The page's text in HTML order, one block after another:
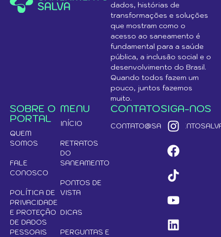
dados, histórias de
transformações e soluções
que mostram como o
acesso ao saneamento é
fundamental para a saúde
pública, a inclusão social e o
desenvolvimento do Brasil.
Quando todos fazem um
pouco, juntos fazemos
muito.
SOBRE O
PORTAL
QUEM
SOMOS
FALE
CONOSCO
POLÍTICA DE
PRIVACIDADE
E PROTEÇÃO
DE DADOS
PESSOAIS
MENU
INÍCIO
RETRATOS
DO
SANEAMENTO
PONTOS DE
VISTA
DICAS
PERGUNTAS E
CONTATOSIGA-NOS